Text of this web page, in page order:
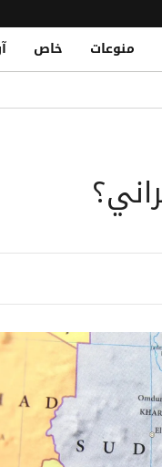
منوعات خاص